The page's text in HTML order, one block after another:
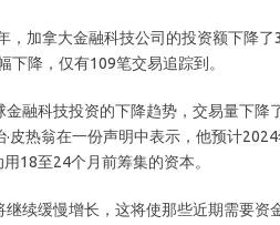
，加拿大金融科技公司的投资额下降
下降，仅有109笔交易追踪到。
融科技投资的下降趋势，交易量下降
皮热翁在一份声明中表示，他预计
18至24个月前筹集的资本。
续缓慢增长，这将使那些近期需要资